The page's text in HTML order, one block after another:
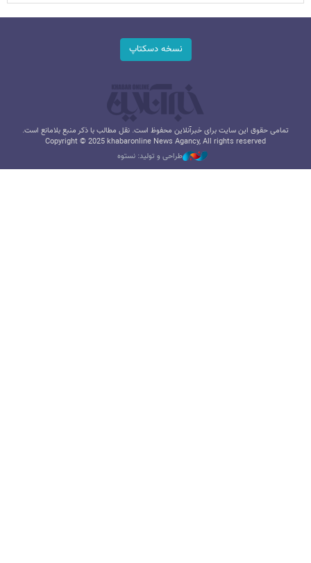
نسخه دسکتاپ
تمامی حقوق این سایت برای خبرآنلاین محفوظ است. نقل مطالب با ذکر منبع بلامانع است.
Copyright © 2025 khabaronline News Agancy, All rights reserved
طراحی و تولید: نستوه